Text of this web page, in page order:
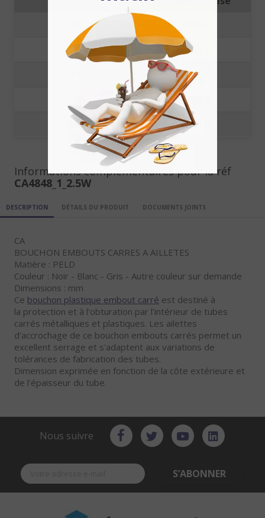
0.4565 €
500
0.2803 €
0.2491 €
0.2307 €
10000
0.1905 €
Informations complémentaires pour la réf
CA4848_1_2.5W
DESCRIPTION DÉTAILS DU PRODUIT DOCUMENTS JOINTS
CA
BOUCHON EMBOUTS CARRES A AILLETES
Matière : PELD
Couleur : Noir - Blanc - Gris - Autre couleur sur demande
Dimensions : mm
Ce bouchon plastique embout carré est destiné à
la protection et à l'obturation par l'intérieur de tubes
carrés métalliques et plastiques. Les ailettes
d'accrochage de ce bouchon embouts carrés permet un
excellent serrage et s'adaptent aux variations de
tolérances de fabrication des tubes.
Dimension exprimée en fonction de la côte extérieure et
de l'épaisseur du tube.
Nous suivre
S’ABONNER